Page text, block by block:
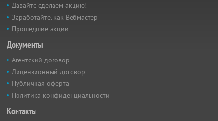
Давайте сделаем акцию!
Заработайте, как Вебмастер
Прошедшие акции
Документы
Агентский договор
Лицензионный договор
Публичная оферта
Политика конфиденциальности
Контакты